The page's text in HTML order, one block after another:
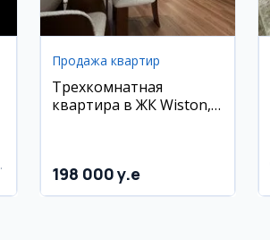
Продажа квартир
Трехкомнатная
квартира в ЖК Wiston,
198 000 y.e